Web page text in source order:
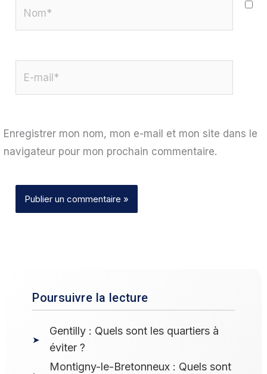
Enregistrer mon nom, mon e-mail et mon site dans le
navigateur pour mon prochain commentaire.
Poursuivre la lecture
Gentilly : Quels sont les quartiers à
éviter ?
Montigny-le-Bretonneux : Quels sont